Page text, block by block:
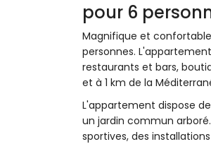
pour 6
Magnifique et
personnes.
restaurants et bars,
et à 1 km de la
L'appartement dispose
un jardin commun
sportives, des